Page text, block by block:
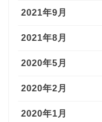
2021年9月
2021年8月
2020年5月
2020年2月
2020年1月